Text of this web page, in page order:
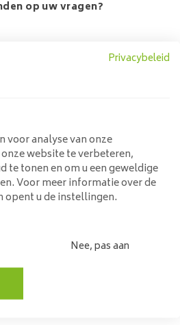
op uw vragen?
door het schrijven van
Privacybeleid
voor analyse van onze
website te verbeteren,
te tonen en om u een geweldige
Voor meer informatie over de
opent u de instellingen.
Nee, pas aan